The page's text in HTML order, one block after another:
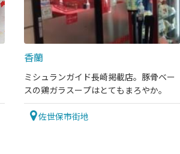
香蘭
ミシュランガイド長崎掲載店。豚骨ベー
スの鶏ガラスープはとてもまろやか。
佐世保市街地